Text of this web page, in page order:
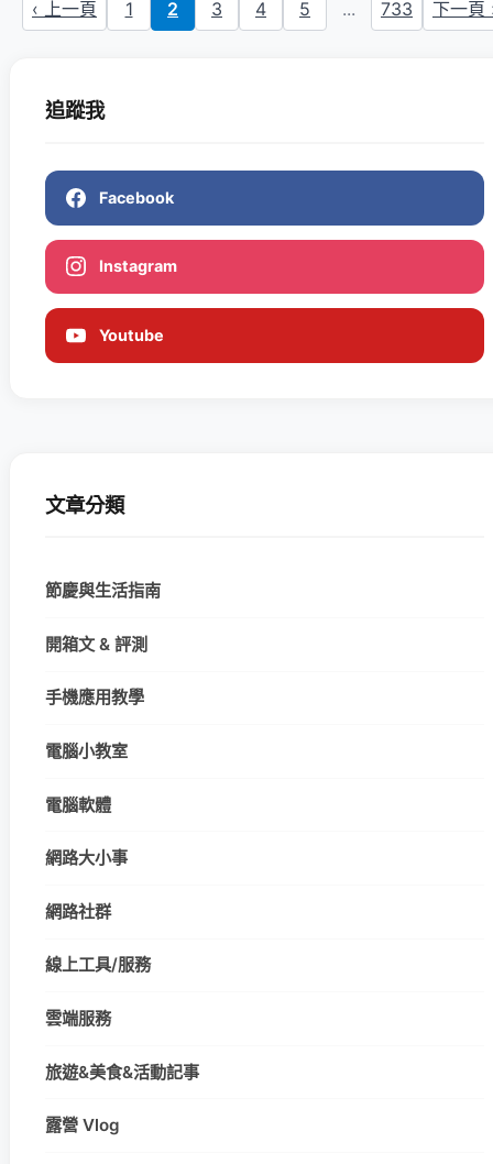
‹ 上一頁 1 2 3 4 5 ... 733 下一頁
追蹤我
Facebook
Instagram
Youtube
文章分類
節慶與生活指南
開箱文 & 評測
手機應用教學
電腦小教室
電腦軟體
網路大小事
網路社群
線上工具/服務
雲端服務
旅遊&美食&活動記事
露營 Vlog